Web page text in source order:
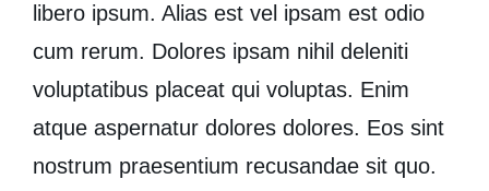
libero ipsum. Alias est vel ipsam est odio
cum rerum. Dolores ipsam nihil deleniti
voluptatibus placeat qui voluptas. Enim
atque aspernatur dolores dolores. Eos sint
nostrum praesentium recusandae sit quo.